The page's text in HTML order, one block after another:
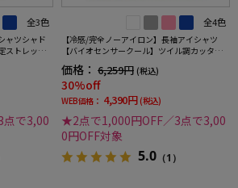
全3色
ャツシャド
ストレッチ
で3,00
全4色
【冷感/完全ノーアイロン】長袖アイシャツ
【バイオセンサークール】ツイル調カッタウ
ェイ織柄無地形態安定ストレッチ防汚効果吸
汗速乾ワイシャツ春夏
価格： 6,259円 (税込)
30%off
WEB価格： 4,390円 (税込)
★2点で1,000円OFF／3点で3,00
0円OFF対象
5.0 （1）